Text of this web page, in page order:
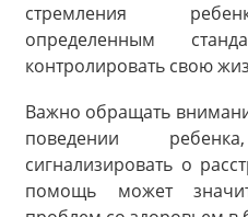
стремления
определенным
контролировать свою
Важно обращать
поведении
сигнализировать о
помощь может